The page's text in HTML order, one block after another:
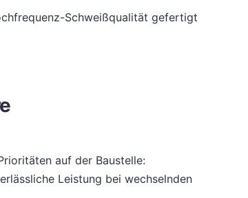
Schweißqualität gefertigt
auf der Baustelle:
Leistung bei wechselnden